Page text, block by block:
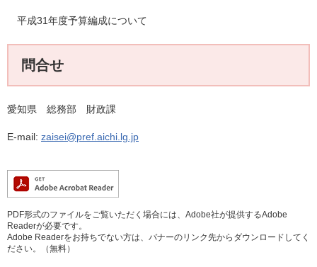
平成31年度予算編成について
問合せ
愛知県 総務部 財政課
E-mail: zaisei@pref.aichi.lg.jp
PDF形式のファイルをご覧いただく場合には、Adobe社が提供するAdobe
Readerが必要です。
Adobe Readerをお持ちでない方は、バナーのリンク先からダウンロードしてく
ださい。（無料）